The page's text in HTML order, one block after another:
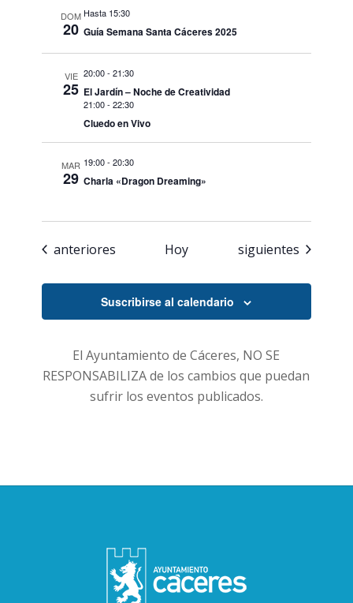
DOM
20
Hasta 15:30
Guía Semana Santa Cáceres 2025
VIE
25
20:00-21:30
El Jardín – Noche de Creatividad
21:00-22:30
Cluedo en Vivo
MAR
29
19:00-20:30
Charla «Dragon Dreaming»
Eventos
anteriores Hoy Eventos
siguientes
Suscribirse al calendario
El Ayuntamiento de Cáceres, NO SE
RESPONSABILIZA de los cambios que puedan
sufrir los eventos publicados.